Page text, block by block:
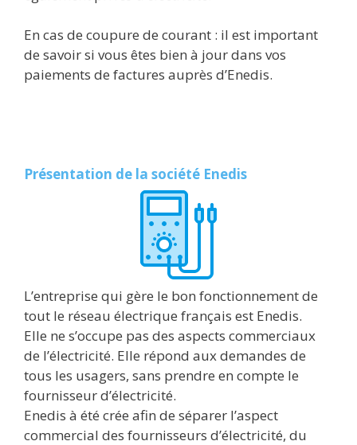
En cas de coupure de courant : il est important
de savoir si vous êtes bien à jour dans vos
paiements de factures auprès d’Enedis.
Présentation de la société Enedis
L’entreprise qui gère le bon fonctionnement de
tout le réseau électrique français est Enedis.
Elle ne s’occupe pas des aspects commerciaux
de l’électricité. Elle répond aux demandes de
tous les usagers, sans prendre en compte le
fournisseur d’électricité.
Enedis à été crée afin de séparer l’aspect
commercial des fournisseurs d’électricité, du